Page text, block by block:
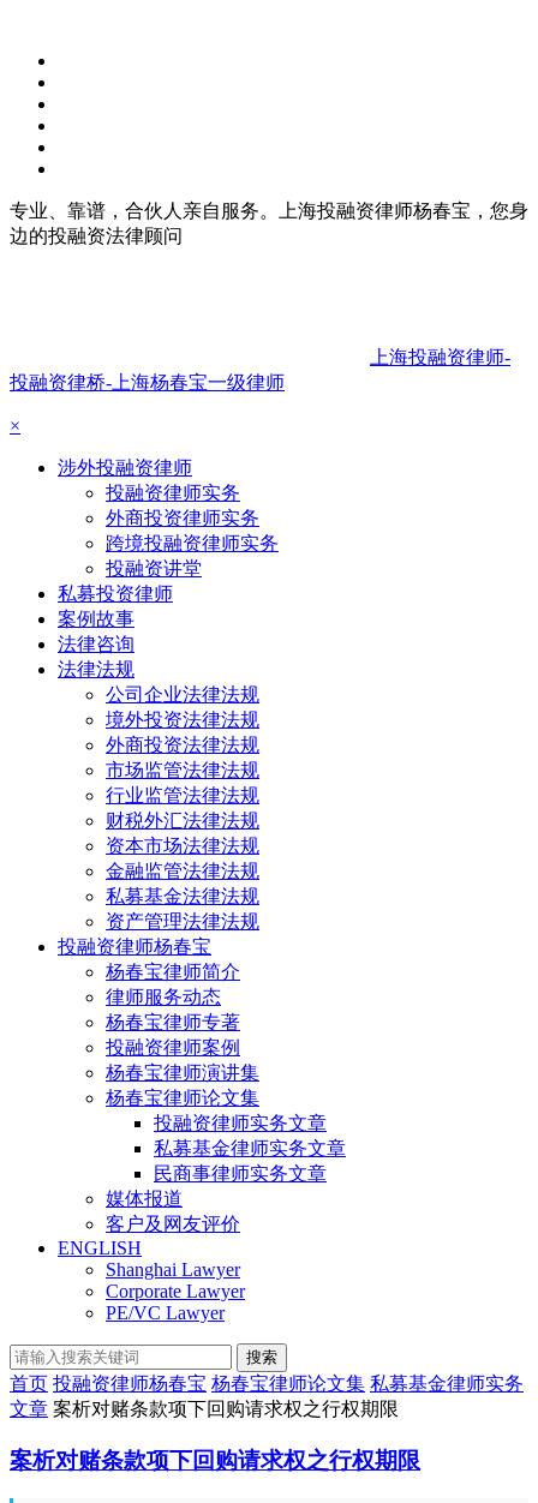
专业、靠谱，合伙人亲自服务。上海投融资律师杨春宝，您身
边的投融资法律顾问
上海投融资律师-
投融资律桥-上海杨春宝一级律师
×
涉外投融资律师
投融资律师实务
外商投资律师实务
跨境投融资律师实务
投融资讲堂
私募投资律师
案例故事
法律咨询
法律法规
公司企业法律法规
境外投资法律法规
外商投资法律法规
市场监管法律法规
行业监管法律法规
财税外汇法律法规
资本市场法律法规
金融监管法律法规
私募基金法律法规
资产管理法律法规
投融资律师杨春宝
杨春宝律师简介
律师服务动态
杨春宝律师专著
投融资律师案例
杨春宝律师演讲集
杨春宝律师论文集
投融资律师实务文章
私募基金律师实务文章
民商事律师实务文章
媒体报道
客户及网友评价
ENGLISH
Shanghai Lawyer
Corporate Lawyer
PE/VC Lawyer
搜索
首页 投融资律师杨春宝 杨春宝律师论文集 私募基金律师实务
文章 案析对赌条款项下回购请求权之行权期限
案析对赌条款项下回购请求权之行权期限